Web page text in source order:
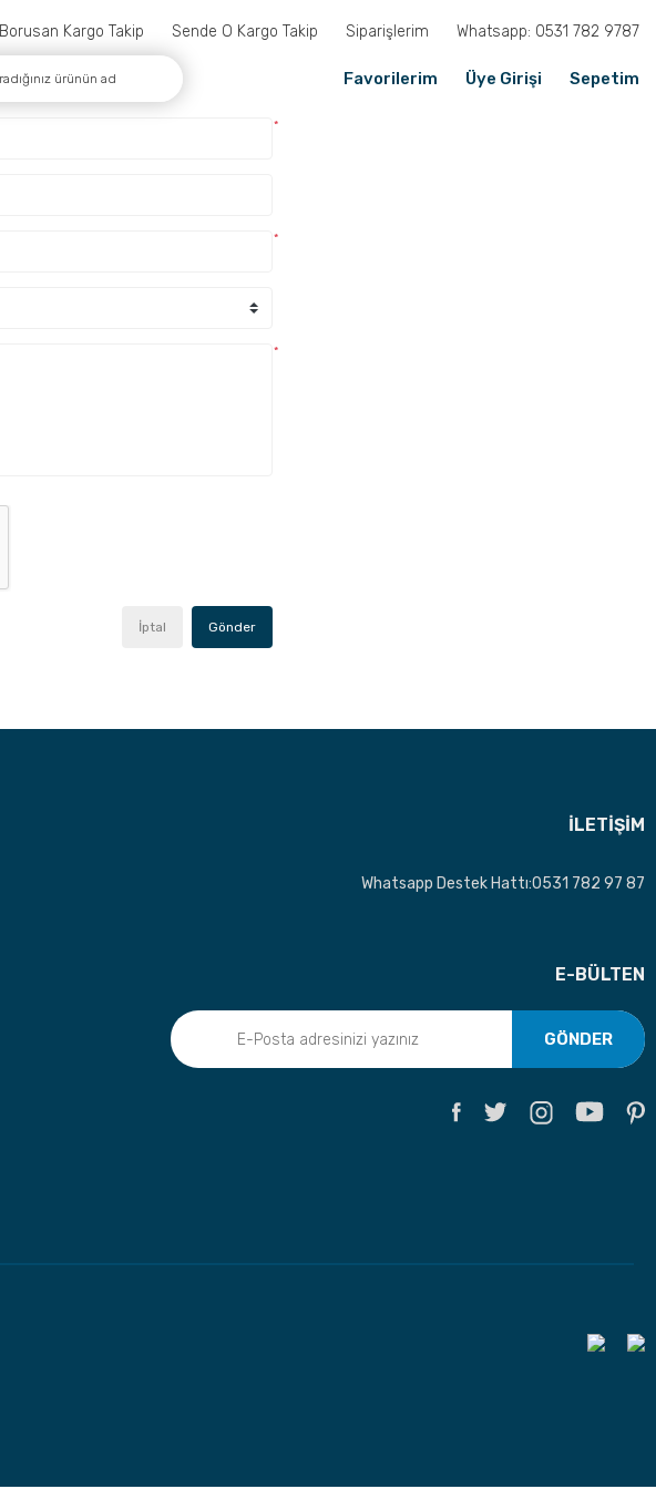
Borusan Kargo Takip Sende O Kargo Takip Siparişlerim Whatsapp: 0531 782 9787
Favorilerim Üye Girişi Sepetim
*
*
*
İptal Gönder
İLETİŞİM
Whatsapp Destek Hattı:0531 782 97 87
E-BÜLTEN
GÖNDER